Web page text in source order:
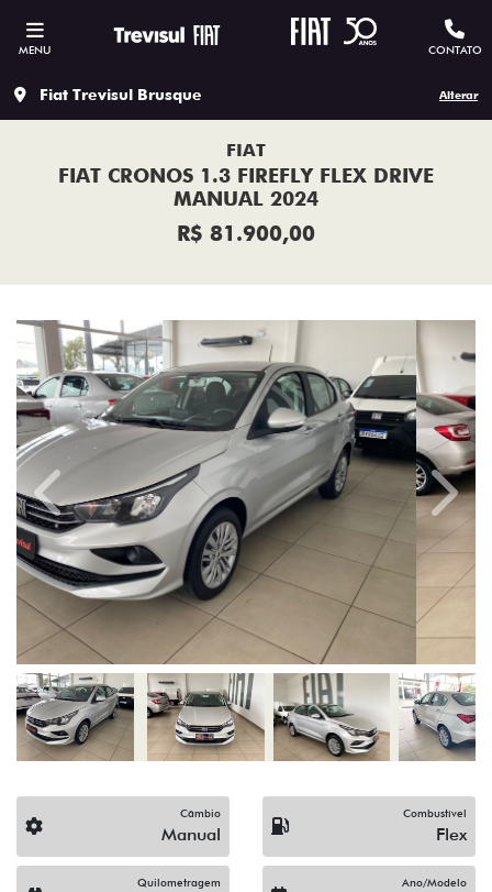
MENU CONTATO
Fiat Trevisul Brusque Alterar
FIAT
FIAT CRONOS 1.3 FIREFLY FLEX DRIVE
MANUAL 2024
R$ 81.900,00
Previous Next
Câmbio
Manual
Combustível
Flex
Quilometragem Ano/Modelo